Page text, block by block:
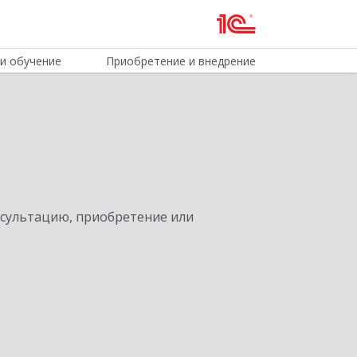
обучение Приобретение и внедрение
приобретение или